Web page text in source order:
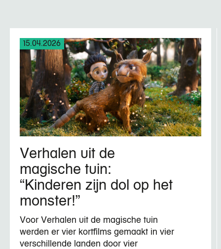
15.04.2026
Verhalen uit de
magische tuin:
“Kinderen zijn dol op het
monster!”
Voor Verhalen uit de magische tuin
werden er vier kortfilms gemaakt in vier
verschillende landen door vier